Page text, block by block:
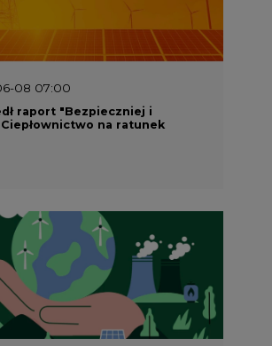
08 07:00
raport "Bezpieczniej i
na ratunek